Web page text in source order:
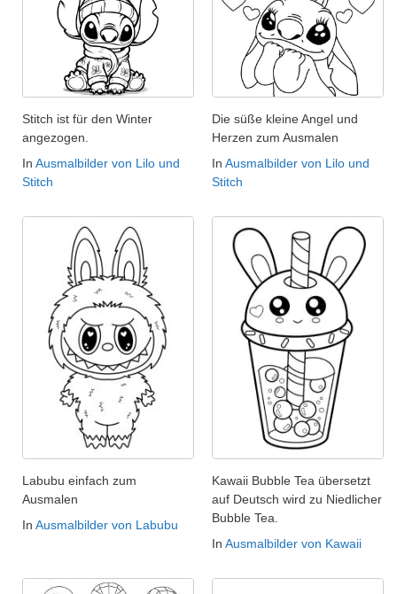
Stitch ist für den Winter
angezogen.
In Ausmalbilder von Lilo und
Stitch
Die süße kleine Angel und
Herzen zum Ausmalen
In Ausmalbilder von Lilo und
Stitch
Labubu einfach zum
Ausmalen
In Ausmalbilder von Labubu
Kawaii Bubble Tea übersetzt
auf Deutsch wird zu Niedlicher
Bubble Tea.
In Ausmalbilder von Kawaii